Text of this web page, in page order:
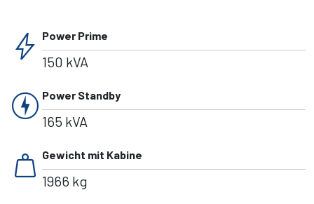
bolt Power Prime
150 kVA
charger Power Standby
165 kVA
weight Gewicht mit Kabine
1966 kg